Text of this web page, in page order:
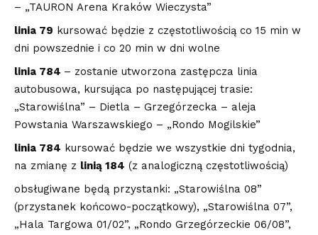
– „TAURON Arena Kraków Wieczysta”
linia 79 kursować będzie z częstotliwością co 15 min w
dni powszednie i co 20 min w dni wolne
linia 784 – zostanie utworzona zastępcza linia
autobusowa, kursująca po następującej trasie:
„Starowiślna” – Dietla – Grzegórzecka – aleja
Powstania Warszawskiego – „Rondo Mogilskie”
linia 784 kursować będzie we wszystkie dni tygodnia,
na zmianę z linią 184 (z analogiczną częstotliwością)
obsługiwane będą przystanki: „Starowiślna 08”
(przystanek końcowo-początkowy), „Starowiślna 07”,
„Hala Targowa 01/02”, „Rondo Grzegórzeckie 06/08”,